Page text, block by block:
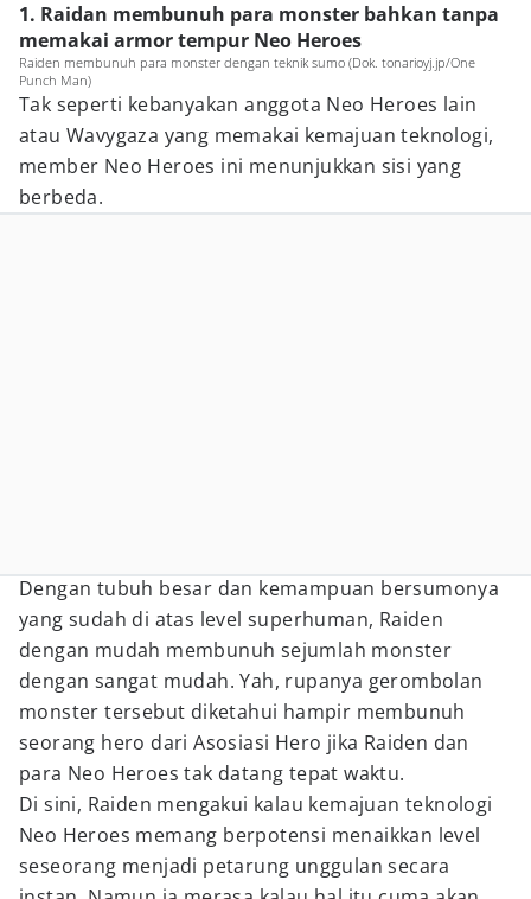
1. Raidan membunuh para monster bahkan tanpa
memakai armor tempur Neo Heroes
Raiden membunuh para monster dengan teknik sumo (Dok. tonarioyj.jp/One
Punch Man)
Tak seperti kebanyakan anggota Neo Heroes lain
atau Wavygaza yang memakai kemajuan teknologi,
member Neo Heroes ini menunjukkan sisi yang
berbeda.
Dengan tubuh besar dan kemampuan bersumonya
yang sudah di atas level superhuman, Raiden
dengan mudah membunuh sejumlah monster
dengan sangat mudah. Yah, rupanya gerombolan
monster tersebut diketahui hampir membunuh
seorang hero dari Asosiasi Hero jika Raiden dan
para Neo Heroes tak datang tepat waktu.
Di sini, Raiden mengakui kalau kemajuan teknologi
Neo Heroes memang berpotensi menaikkan level
seseorang menjadi petarung unggulan secara